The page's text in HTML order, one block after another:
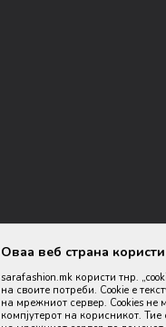
Оваа веб страна
sarafashion.mk користи тнр.
на своите потреби. Cookie е
на мрежниот сервер. Cookies не
компјутерот на корисникот.